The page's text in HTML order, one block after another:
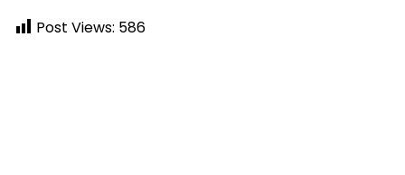
Post Views: 586